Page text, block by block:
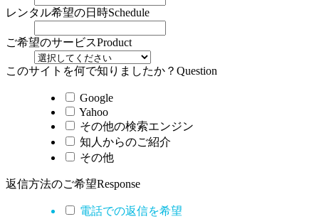
レンタル希望の日時Schedule
ご希望のサービスProduct
このサイトを何で知りましたか？ Question
Google
Yahoo
その他の検索エンジン
知人からのご紹介
その他
返信方法のご希望Response
電話での返信を希望